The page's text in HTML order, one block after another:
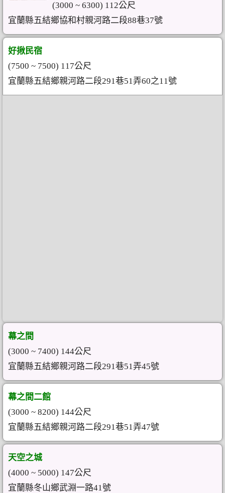
(3000 ~ 6300) 112公尺
宜蘭縣五結鄉協和村親河路二段88巷37號
好揪民宿
(7500 ~ 7500) 117公尺
宜蘭縣五結鄉親河路二段291巷51弄60之11號
幕之間
(3000 ~ 7400) 144公尺
宜蘭縣五結鄉親河路二段291巷51弄45號
幕之間二館
(3000 ~ 8200) 144公尺
宜蘭縣五結鄉親河路二段291巷51弄47號
天空之城
(4000 ~ 5000) 147公尺
宜蘭縣冬山鄉武淵一路41號